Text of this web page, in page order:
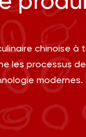
chinoise à
les processus
modernes.